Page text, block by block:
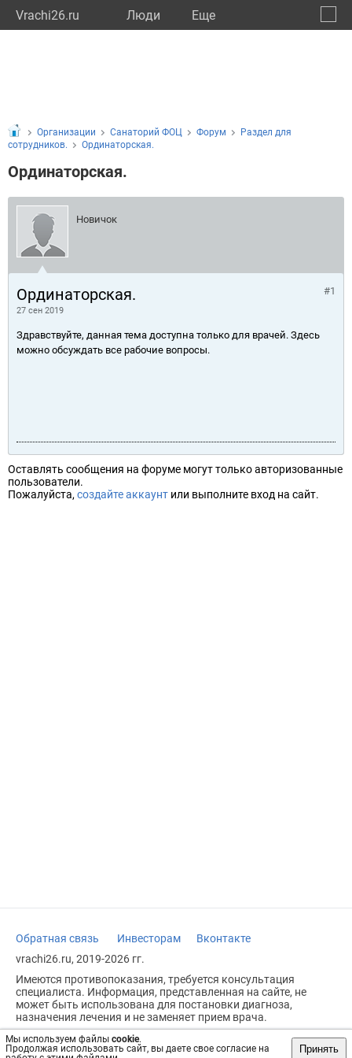
Vrachi26.ru Люди Eще
Мы используем файлы cookie.
Продолжая использовать сайт, вы даете свое согласие на
Принять
Организации Санаторий ФОЦ Форум
Раздел для
сотрудников.
Ординаторская.
Ординаторская.
Новичок
Ординаторская.
27 сен 2019
#1
Здравствуйте, данная тема доступна только для врачей. Здесь
можно обсуждать все рабочие вопросы.
Оставлять сообщения на форуме могут только авторизованные
пользователи.
Пожалуйста, создайте аккаунт или выполните вход на сайт.
Обратная связь Инвесторам
Вконтакте
vrachi26.ru, 2019-2026 гг.
Имеются противопоказания, требуется консультация
специалиста. Информация, представленная на сайте, не
может быть использована для постановки диагноза,
назначения лечения и не заменяет прием врача.
Возрастное ограничение: 18+